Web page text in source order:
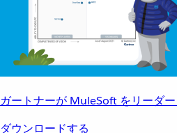
ガートナーが MuleSoft をリーダ
ダウンロードする